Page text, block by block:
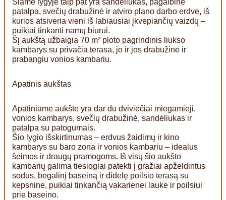
Šiame lygyje taip pat yra sandėliukas, pagalbinė
patalpa, svečių drabužinė ir atviro plano darbo erdvė, iš
kurios atsiveria vieni iš labiausiai įkvepiančių vaizdų –
puikiai tinkanti namų biurui.
Šį aukštą užbaigia 70 m² ploto pagrindinis liukso
kambarys su privačia terasa, jo ir jos drabužine ir
prabangiu vonios kambariu.
Apatinis aukštas
Apatiniame aukšte yra dar du dviviečiai miegamieji,
vonios kambarys, svečių drabužinė, sandėliukas ir
patalpa su patogumais.
Šio lygio išskirtinumas – erdvus žaidimų ir kino
kambarys su baro zona ir vonios kambariu – idealus
šeimos ir draugų pramogoms. Iš visų šio aukšto
kambarių galima tiesiogiai patekti į gražiai apželdintus
sodus, begalinį baseiną ir didelę poilsio terasą su
kepsnine, puikiai tinkančią vakarienei lauke ir poilsiui
prie baseino.